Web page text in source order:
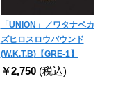
「UNION」／ワタナベカ
ズヒロスロウバウンド
(W.K.T.B)【GRE-1】
￥2,750 (税込)